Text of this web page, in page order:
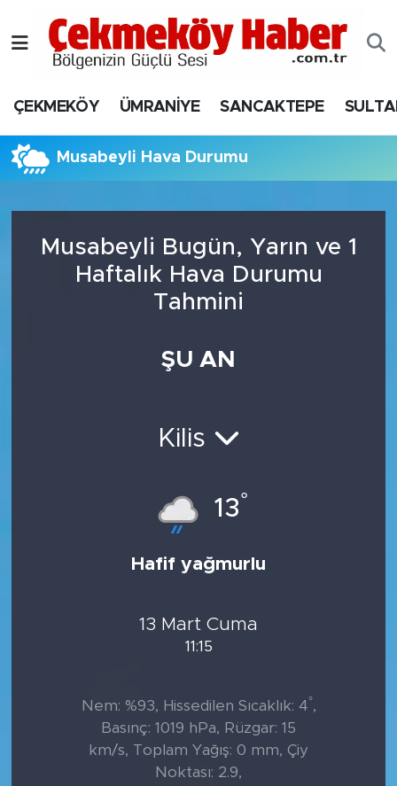
ÇEKMEKÖY ÜMRANİYE SANCAKTEPE
Musabeyli Hava Durumu
Musabeyli Bugün, Yarın ve 1
Haftalık Hava Durumu
Tahmini
ŞU AN
Kilis
13°
Hafif yağmurlu
13 Mart Cuma
11:15
Nem: %93, Hissedilen Sıcaklık: 4°,
Basınç: 1019 hPa, Rüzgar: 15
km/s, Toplam Yağış: 0 mm, Çiy
Noktası: 2.9,
Nöbetçi Eczaneler
Hava Durumu
Namaz Vakitleri
Süper Lig Puan Durumu ve Fikstür
Tüm Manşetler